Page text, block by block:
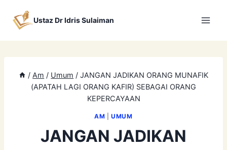
Ustaz Dr Idris Sulaiman
/ Am / Umum / JANGAN JADIKAN ORANG MUNAFIK
(APATAH LAGI ORANG KAFIR) SEBAGAI ORANG
KEPERCAYAAN
AM |UMUM
JANGAN JADIKAN